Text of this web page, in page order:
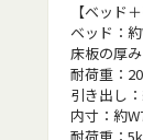
【ベッド
ベッド：
床板の厚
耐荷重：
引き出し
内寸：約